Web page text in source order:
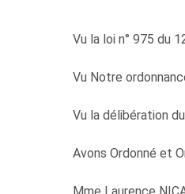
Vu la loi n° 975 du
Vu Notre
Vu la délibération
Avons Ordonné et